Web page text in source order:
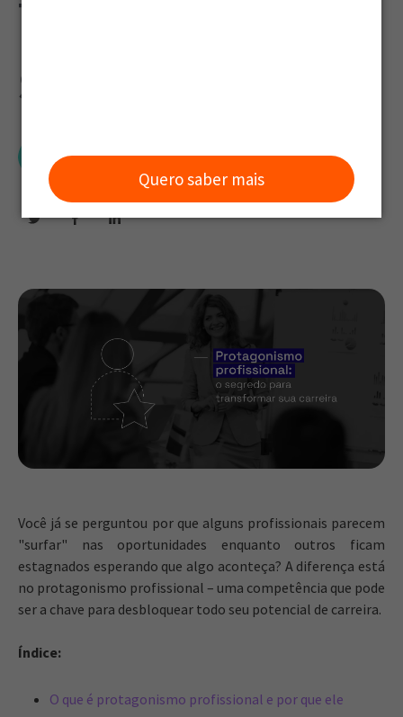
Quero saber mais
sua carreira
Grou
Você já se perguntou por que alguns profissionais parecem
"surfar" nas oportunidades enquanto outros ficam
estagnados esperando que algo aconteça? A diferença está
no protagonismo profissional – uma competência que pode
ser a chave para desbloquear todo seu potencial de carreira.
Índice:
O que é protagonismo profissional e por que ele